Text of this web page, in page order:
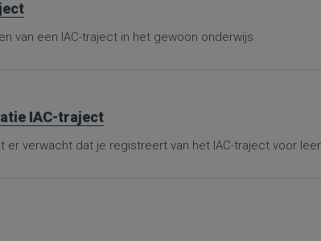
van een IAC-traject in het gewoon onderwijs
IAC-traject
er verwacht dat je registreert van het IAC-traject voor